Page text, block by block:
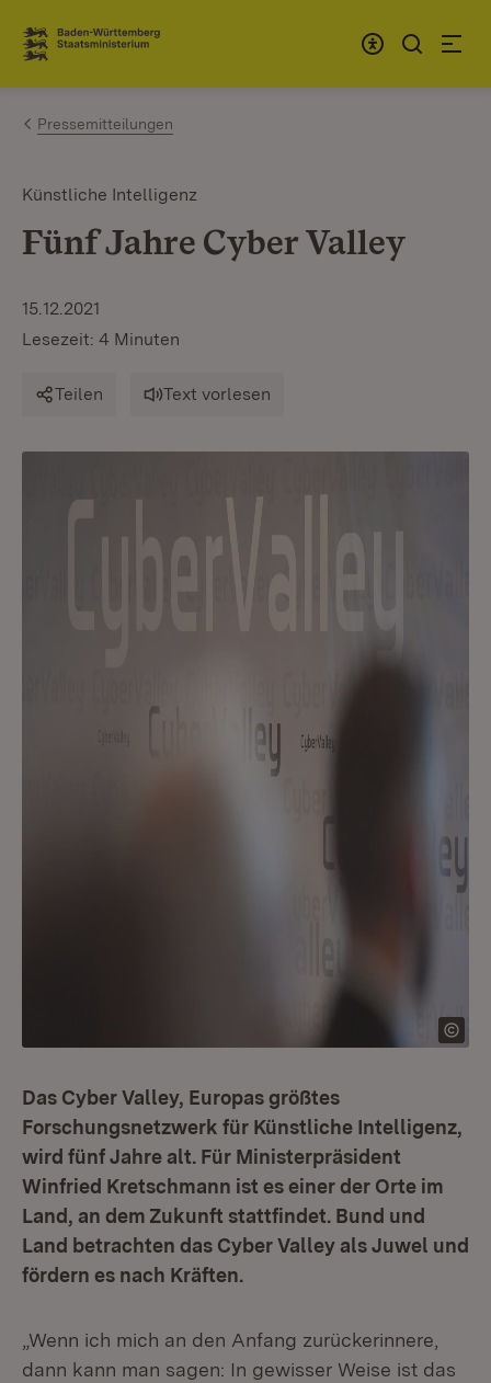
Zum Inhalt springen
Link zur Startseite
Pressemitteilungen
Künstliche Intelligenz
Fünf Jahre Cyber Valley
15.12.2021
Lesezeit: 4 Minuten
Teilen Text vorlesen
Das Cyber Valley, Europas größtes
Forschungsnetzwerk für Künstliche Intelligenz,
wird fünf Jahre alt. Für Ministerpräsident
Winfried Kretschmann ist es einer der Orte im
Land, an dem Zukunft stattfindet. Bund und
Land betrachten das Cyber Valley als Juwel und
fördern es nach Kräften.
„Wenn ich mich an den Anfang zurückerinnere,
dann kann man sagen: In gewisser Weise ist das